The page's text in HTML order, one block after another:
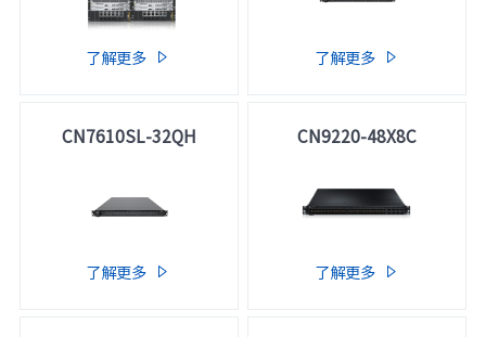
元脑品牌升级公告
了解更多  了解更多 
CN7610SL-32QH
了解更多 
CN9220-48X8C
了解更多 